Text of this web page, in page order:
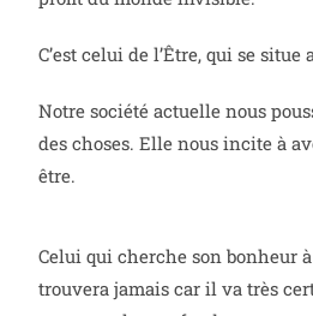
C’est celui de l’Être, qui se situe
Notre société actuelle nous
des choses. Elle nous incite à
être.
Celui qui cherche son bonheur
trouvera jamais car il va très